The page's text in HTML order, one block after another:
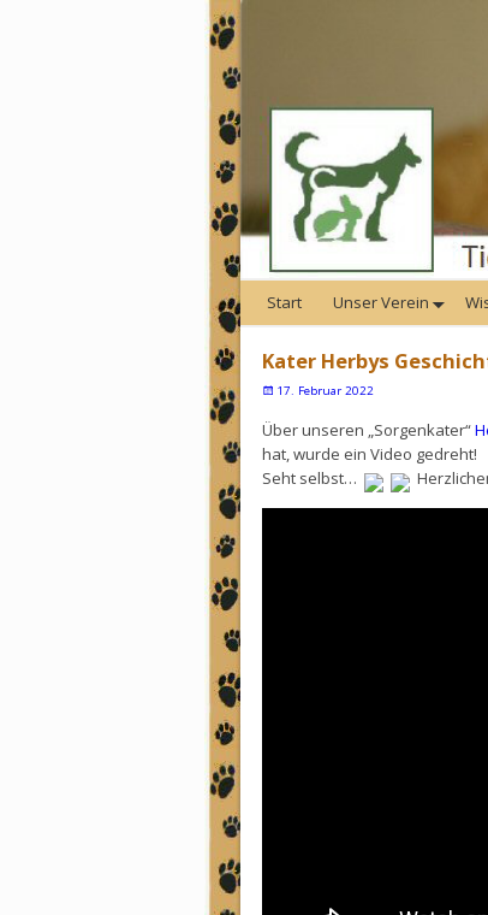
Start Unser Verein
Kater Herbys
17. Februar 2022
Über unseren „Sorgenkater“
hat, wurde ein Video gedreht!
Seht selbst…